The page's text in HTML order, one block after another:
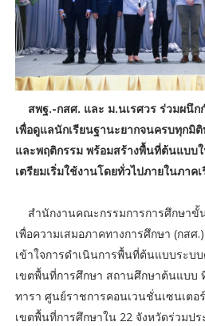
สพฐ.-กสศ. และ ม.นเรศวร ร่วมผนึ
เพื่อดูแลนักเรียนฐานะยากจนครบทุกมิ
และพฤติกรรม พร้อมสร้างพื้นที่ต้นแบบ
เตรียมเริ่มใช้งานโดยทั่วไปภายในภาค
สำนักงานคณะกรรมการการศึกษา
เพื่อความเสมอภาคทางการศึกษา (กสศ
เข้าใจการดำเนินการพื้นที่ต้นแบบระบ
เขตพื้นที่การศึกษา สถานศึกษาต้นแบบ
ทารา ศูนย์ราชการคอนเวนชั่นเซนเต
เขตพื้นที่การศึกษาใน 22 จังหวัดร่วมป